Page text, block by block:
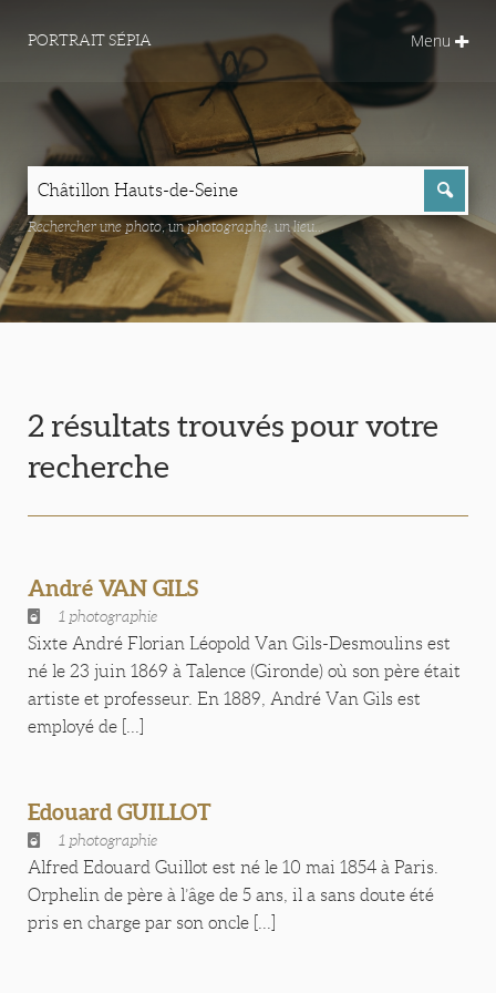
PORTRAIT SÉPIA Menu
Rechercher une photo, un photographe, un lieu...
2 résultats trouvés pour votre
recherche
André VAN GILS
1 photographie
Sixte André Florian Léopold Van Gils-Desmoulins est
né le 23 juin 1869 à Talence (Gironde) où son père était
artiste et professeur. En 1889, André Van Gils est
employé de [...]
Edouard GUILLOT
1 photographie
Alfred Edouard Guillot est né le 10 mai 1854 à Paris.
Orphelin de père à l’âge de 5 ans, il a sans doute été
pris en charge par son oncle [...]